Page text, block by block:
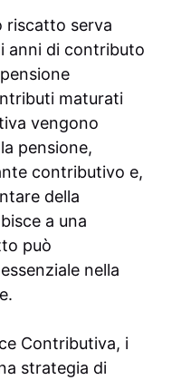
riscatto serva
anni di contributo
maturati
vengono
pensione,
contributivo e,
della
a una
può
nella
Contributiva, i
strategia di